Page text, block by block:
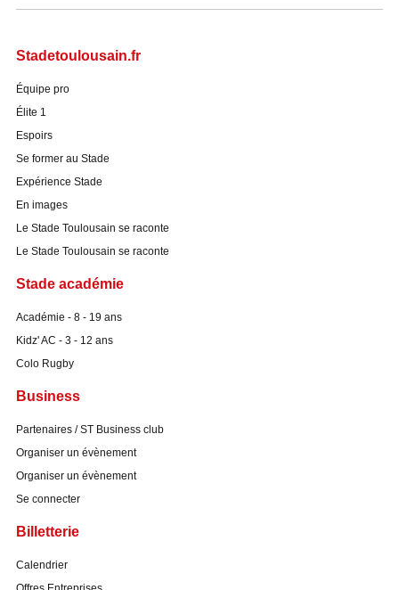
Stadetoulousain.fr
Équipe pro
Élite 1
Espoirs
Se former au Stade
Expérience Stade
En images
Le Stade Toulousain se raconte
Le Stade Toulousain se raconte
Stade académie
Académie - 8 - 19 ans
Kidz' AC - 3 - 12 ans
Colo Rugby
Business
Partenaires / ST Business club
Organiser un évènement
Organiser un évènement
Se connecter
Billetterie
Calendrier